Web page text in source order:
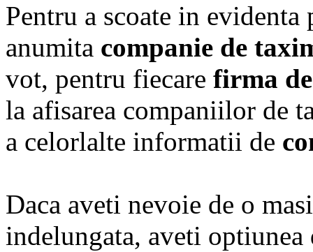
Pentru a scoate in evidenta
anumita companie de
vot, pentru fiecare firma
la afisarea companiilor de
a celorlalte informatii de
Daca aveti nevoie de o
indelungata, aveti